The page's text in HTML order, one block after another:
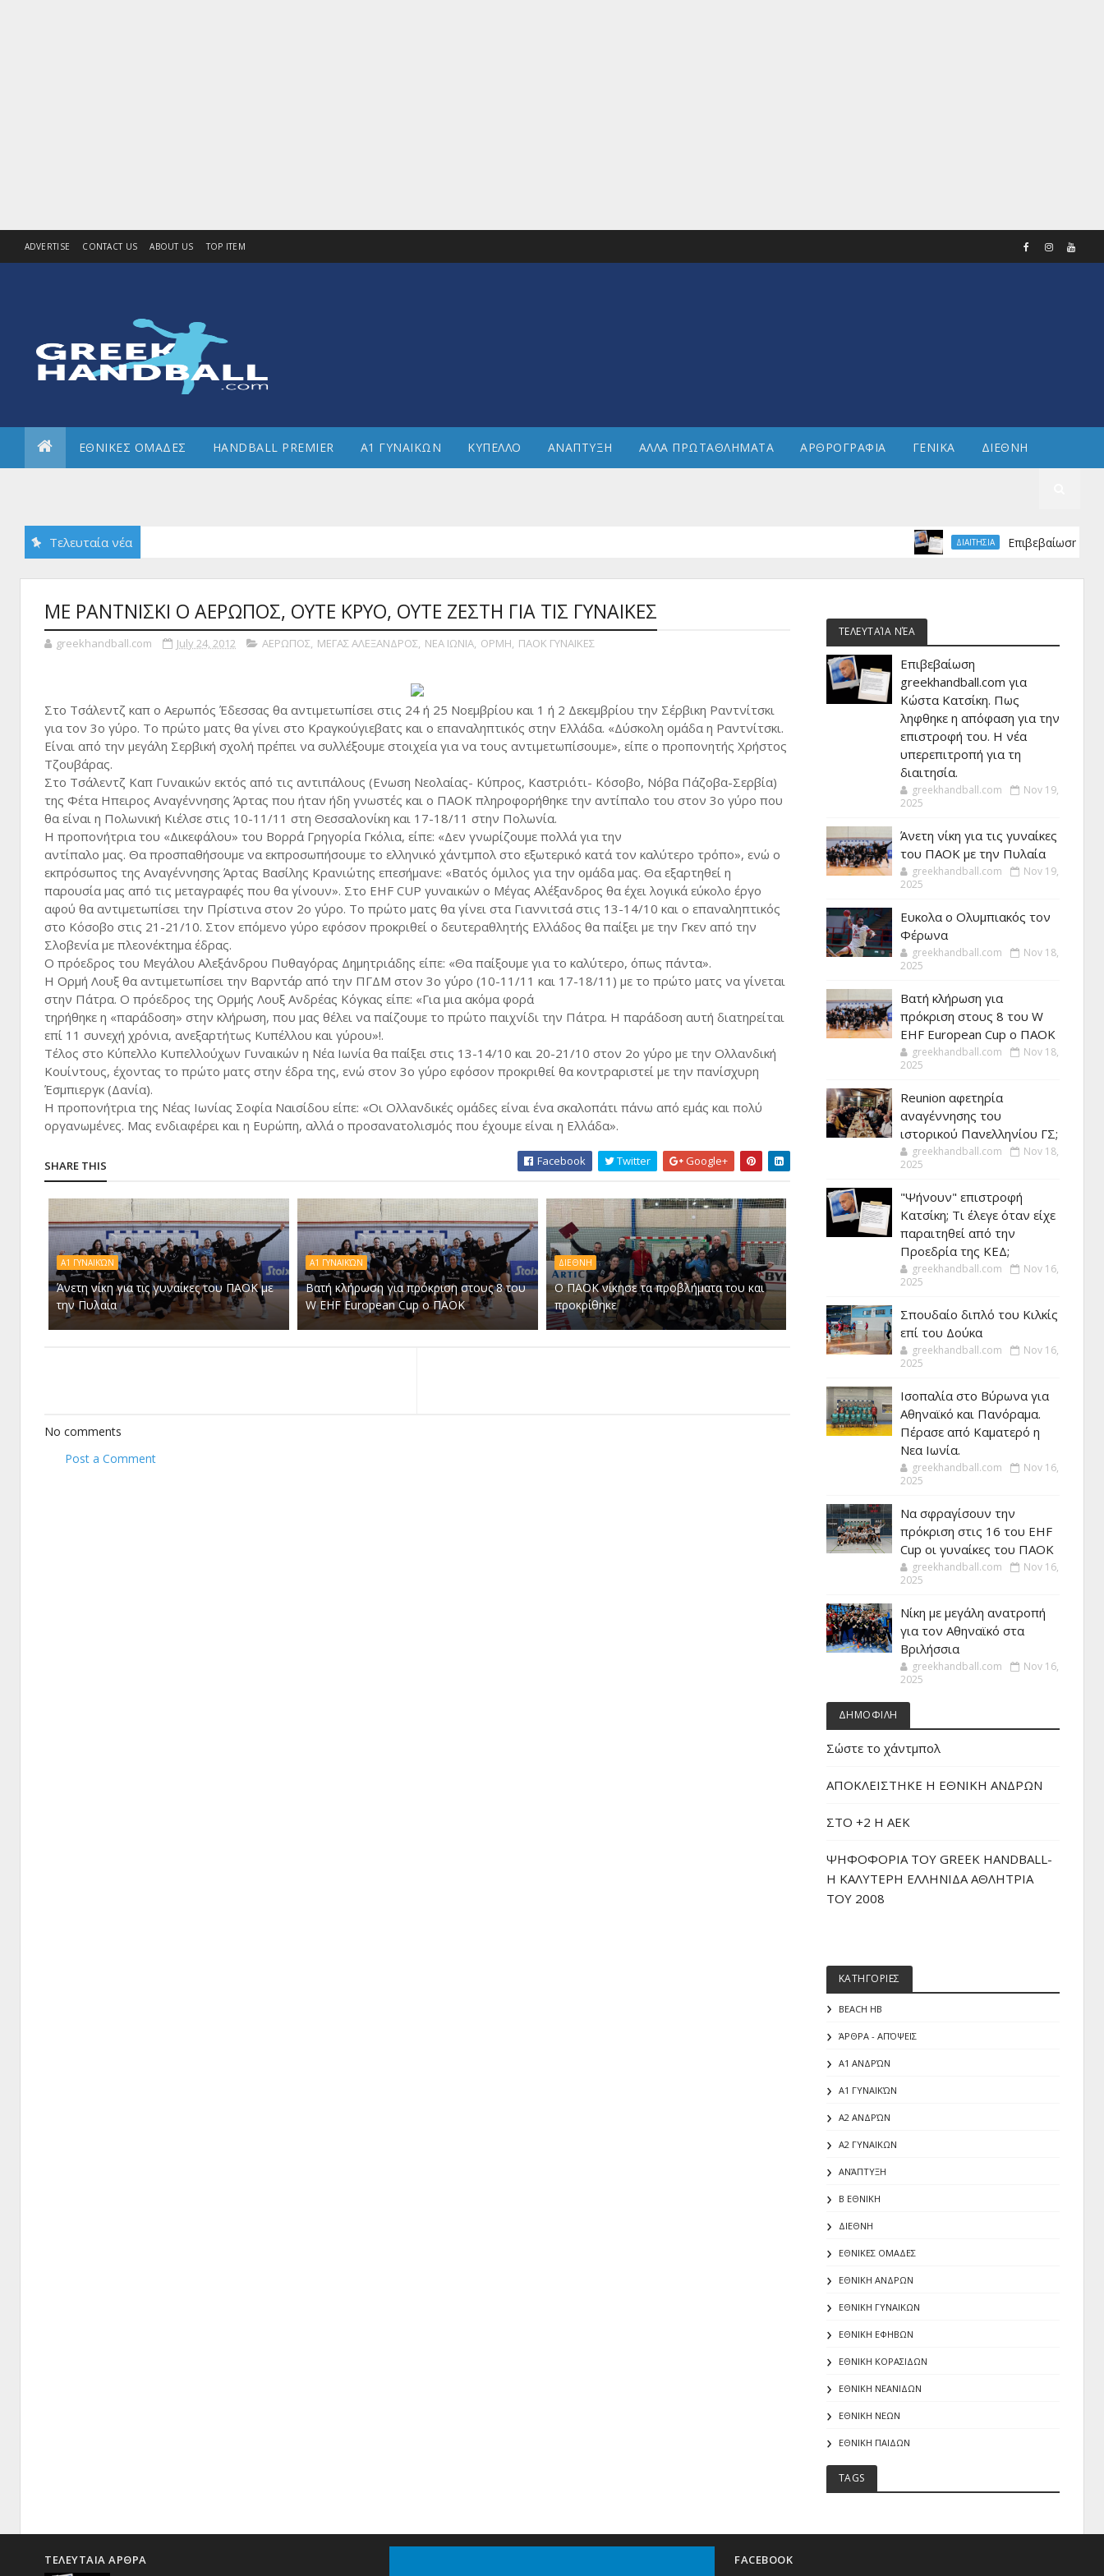
ADVERTISE CONTACT US ABOUT US TOP ITEM
ΕΘΝΙΚΕΣ ΟΜΑΔΕΣ HANDBALL PREMIER Α1 ΓΥΝΑΙΚΩΝ ΚΥΠΕΛΛΟ ΑΝΑΠΤΥΞΗ ΑΛΛΑ ΠΡΩΤΑΘΛΗΜΑΤΑ ΑΡΘΡΟΓΡΑΦΙΑ ΓΕΝΙΚΑ ΔΙΕΘΝΗ
Τελευταία νέα ΔΙΑΙΤΗΣΙΑ Επιβεβαίωση
ΜΕ ΡΑΝΤΝΙΣΚΙ Ο ΑΕΡΩΠΟΣ, ΟΥΤΕ ΚΡΥΟ, ΟΥΤΕ ΖΕΣΤΗ ΓΙΑ ΤΙΣ ΓΥΝΑΙΚΕΣ
greekhandball.com July 24, 2012 ΑΕΡΩΠΟΣ, ΜΕΓΑΣ ΑΛΕΞΑΝΔΡΟΣ, ΝΕΑ ΙΩΝΙΑ, ΟΡΜΗ, ΠΑΟΚ ΓΥΝΑΙΚΕΣ
Στο Τσάλεντζ καπ ο Αερωπός Έδεσσας θα αντιμετωπίσει στις 24 ή 25 Νοεμβρίου και 1 ή 2 Δεκεμβρίου την Σέρβικη Ραντνίτσκι
για τον 3ο γύρο. Το πρώτο ματς θα γίνει στο Κραγκούγιεβατς και ο επαναληπτικός στην Ελλάδα. «Δύσκολη ομάδα η Ραντνίτσκι.
Είναι από την μεγάλη Σερβική σχολή πρέπει να συλλέξουμε στοιχεία για να τους αντιμετωπίσουμε», είπε ο προπονητής Χρήστος
Τζουβάρας.
Στο Τσάλεντζ Καπ Γυναικών εκτός από τις αντιπάλους (Ενωση Νεολαίας- Κύπρος, Καστριότι- Κόσοβο, Νόβα Πάζοβα-Σερβία)
της Φέτα Ηπειρος Αναγέννησης Άρτας που ήταν ήδη γνωστές και ο ΠΑΟΚ πληροφορήθηκε την αντίπαλο του στον 3ο γύρο που
θα είναι η Πολωνική Κιέλσε στις 10-11/11 στη Θεσσαλονίκη και 17-18/11 στην Πολωνία.
Η προπονήτρια του «Δικεφάλου» του Βορρά Γρηγορία Γκόλια, είπε: «Δεν γνωρίζουμε πολλά για την
αντίπαλο μας. Θα προσπαθήσουμε να εκπροσωπήσουμε το ελληνικό χάντμπολ στο εξωτερικό κατά τον καλύτερο τρόπο», ενώ ο
εκπρόσωπος της Αναγέννησης Άρτας Βασίλης Κρανιώτης επεσήμανε: «Βατός όμιλος για την ομάδα μας. Θα εξαρτηθεί η
παρουσία μας από τις μεταγραφές που θα γίνουν». Στο EHF CUP γυναικών ο Μέγας Αλέξανδρος θα έχει λογικά εύκολο έργο
αφού θα αντιμετωπίσει την Πρίστινα στον 2ο γύρο. Το πρώτο ματς θα γίνει στα Γιαννιτσά στις 13-14/10 και ο επαναληπτικός
στο Κόσοβο στις 21-21/10. Στον επόμενο γύρο εφόσον προκριθεί ο δευτεραθλητής Ελλάδος θα παίξει με την Γκεν από την
Σλοβενία με πλεονέκτημα έδρας.
Ο πρόεδρος του Μεγάλου Αλεξάνδρου Πυθαγόρας Δημητριάδης είπε: «Θα παίξουμε για το καλύτερο, όπως πάντα».
Η Ορμή Λουξ θα αντιμετωπίσει την Βαρντάρ από την ΠΓΔΜ στον 3ο γύρο (10-11/11 και 17-18/11) με το πρώτο ματς να γίνεται
στην Πάτρα. Ο πρόεδρος της Ορμής Λουξ Ανδρέας Κόγκας είπε: «Για μια ακόμα φορά
τηρήθηκε η «παράδοση» στην κλήρωση, που μας θέλει να παίζουμε το πρώτο παιχνίδι την Πάτρα. Η παράδοση αυτή διατηρείται
επί 11 συνεχή χρόνια, ανεξαρτήτως Κυπέλλου και γύρου»!.
Τέλος στο Κύπελλο Κυπελλούχων Γυναικών η Νέα Ιωνία θα παίξει στις 13-14/10 και 20-21/10 στον 2ο γύρο με την Ολλανδική
Κουίντους, έχοντας το πρώτο ματς στην έδρα της, ενώ στον 3ο γύρο εφόσον προκριθεί θα κοντραριστεί με την πανίσχυρη
Έσμπιεργκ (Δανία).
Η προπονήτρια της Νέας Ιωνίας Σοφία Ναισίδου είπε: «Οι Ολλανδικές ομάδες είναι ένα σκαλοπάτι πάνω από εμάς και πολύ
οργανωμένες. Μας ενδιαφέρει και η Ευρώπη, αλλά ο προσανατολισμός που έχουμε είναι η Ελλάδα».
SHARE THIS Facebook Twitter Google+
Α1 ΓΥΝΑΙΚΏΝ
Άνετη νίκη για τις γυναίκες του ΠΑΟΚ με
την Πυλαία
Α1 ΓΥΝΑΙΚΏΝ
Βατή κλήρωση για πρόκριση στους 8 του
W EHF European Cup ο ΠΑΟΚ
ΔΙΕΘΝΗ
Ο ΠΑΟΚ νίκησε τα προβλήματα του και
προκρίθηκε
No comments
Post a Comment
ΤΕΛΕΥΤΑΊΑ ΝΈΑ
Επιβεβαίωση
greekhandball.com για
Κώστα Κατσίκη. Πως
ληφθηκε η απόφαση για την
επιστροφή του. Η νέα
υπερεπιτροπή για τη
διαιτησία.
greekhandball.com
Nov 19,
2025
Άνετη νίκη για τις γυναίκες
του ΠΑΟΚ με την Πυλαία
greekhandball.com
Nov 19,
2025
Ευκολα ο Ολυμπιακός τον
Φέρωνα
greekhandball.com
Nov 18,
2025
Βατή κλήρωση για
πρόκριση στους 8 του W
EHF European Cup ο ΠΑΟΚ
greekhandball.com
Nov 18,
2025
Reunion αφετηρία
αναγέννησης του
ιστορικού Πανελληνίου ΓΣ;
greekhandball.com
Nov 18,
2025
"Ψήνουν" επιστροφή
Κατσίκη; Τι έλεγε όταν είχε
παραιτηθεί από την
Προεδρία της ΚΕΔ;
greekhandball.com
Nov 16,
2025
Σπουδαίο διπλό του Κιλκίς
επί του Δούκα
greekhandball.com
Nov 16,
2025
Ισοπαλία στο Βύρωνα για
Αθηναϊκό και Πανόραμα.
Πέρασε από Καματερό η
Νεα Ιωνία.
greekhandball.com
Nov 16,
2025
Να σφραγίσουν την
πρόκριση στις 16 του EHF
Cup οι γυναίκες του ΠΑΟΚ
greekhandball.com
Nov 16,
2025
Νίκη με μεγάλη ανατροπή
για τον Αθηναϊκό στα
Βριλήσσια
greekhandball.com
Nov 16,
2025
ΔΗΜΟΦΙΛΗ
Σώστε το χάντμπολ
ΑΠΟΚΛΕΙΣΤΗΚΕ Η ΕΘΝΙΚΗ ΑΝΔΡΩΝ
ΣΤΟ +2 Η ΑΕΚ
ΨΗΦΟΦΟΡΙΑ ΤΟΥ GREEK HANDBALL-
H ΚΑΛΥΤΕΡΗ ΕΛΛΗΝΙΔΑ ΑΘΛΗΤΡΙΑ
ΤΟΥ 2008
ΚΑΤΗΓΟΡΙΕΣ
BEACH HB
ΆΡΘΡΑ - ΑΠΌΨΕΙΣ
Α1 ΑΝΔΡΏΝ
Α1 ΓΥΝΑΙΚΏΝ
Α2 ΑΝΔΡΏΝ
Α2 ΓΥΝΑΙΚΩΝ
ΑΝΆΠΤΥΞΗ
Β ΕΘΝΙΚΗ
ΔΙΕΘΝΗ
ΕΘΝΙΚΕΣ ΟΜΑΔΕΣ
ΕΘΝΙΚΗ ΑΝΔΡΩΝ
ΕΘΝΙΚΗ ΓΥΝΑΙΚΩΝ
ΕΘΝΙΚΗ ΕΦΗΒΩΝ
ΕΘΝΙΚΗ ΚΟΡΑΣΙΔΩΝ
ΕΘΝΙΚΗ ΝΕΑΝΙΔΩΝ
ΕΘΝΙΚΗ ΝΕΩΝ
ΕΘΝΙΚΗ ΠΑΙΔΩΝ
TAGS
ΤΕΛΕΥΤΑΙΑ ΑΡΘΡΑ FACEBOOK